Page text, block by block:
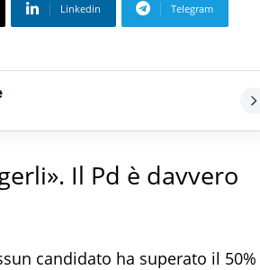
Linkedin Telegram
Il Pd è davvero
candidato ha superato il 50%